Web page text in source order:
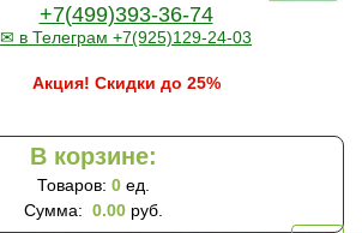
+7(499)393-36-74
✉ в Телеграм +7(925)129-24-03
Акция! Скидки до 25%
В корзине:
Товаров: 0 ед.
Сумма: 0.00 руб.